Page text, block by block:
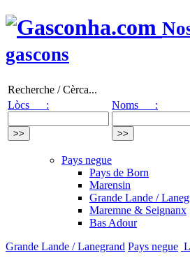
gascons
Recherche / Cèrca...
Lòcs :
Noms :
Pays negue
Pays de Born
Marensin
Grande Lande /
Maremne & Seignanx
Bas Adour
Grande Lande / Lanegrand Pays negue